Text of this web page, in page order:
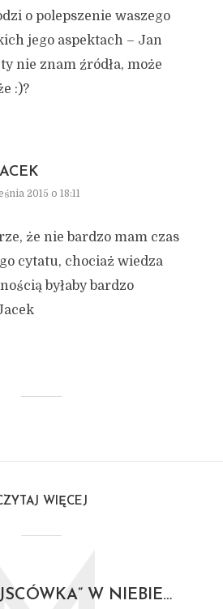
o polepszenie waszego
jego aspektach – Jan
nie znam źródła, może
:)?
2015 o 18:11
że nie bardzo mam czas
cytatu, chociaż wiedza
byłaby bardzo
WIĘCEJ
W NIEBIE…